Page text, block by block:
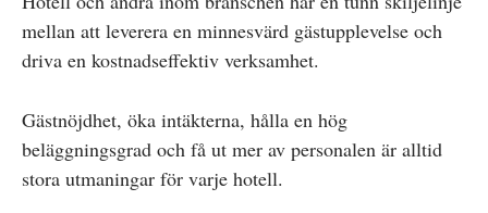
mellan att leverera en minnesvärd gästupplevelse och
driva en kostnadseffektiv verksamhet.
Gästnöjdhet, öka intäkterna, hålla en hög
beläggningsgrad och få ut mer av personalen är alltid
stora utmaningar för varje hotell.